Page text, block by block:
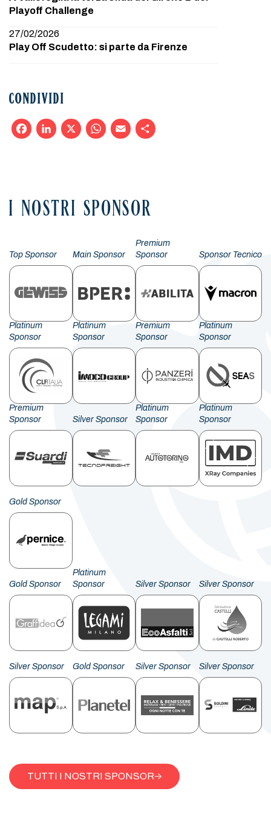
Playoff Challenge
27/02/2026
Play Off Scudetto: si parte da Firenze
CONDIVIDI
I NOSTRI SPONSOR
Top Sponsor Main Sponsor
Premium
Sponsor
Sponsor Tecnico
Platinum
Sponsor
Platinum
Sponsor
Premium
Sponsor
Platinum
Sponsor
Premium
Sponsor
Silver Sponsor
Platinum
Sponsor
Platinum
Sponsor
Gold Sponsor
Gold Sponsor
Platinum
Sponsor
Silver Sponsor Silver Sponsor
Silver Sponsor Gold Sponsor Silver Sponsor Silver Sponsor
TUTTI I NOSTRI SPONSOR